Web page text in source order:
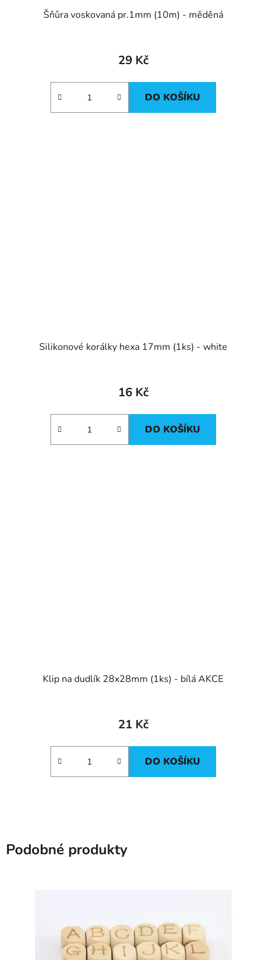
Šňůra voskovaná pr.1mm (10m) - měděná
29 Kč
DO KOŠÍKU
Silikonové korálky hexa 17mm (1ks) - white
16 Kč
DO KOŠÍKU
Klip na dudlík 28x28mm (1ks) - bílá AKCE
21 Kč
DO KOŠÍKU
Podobné produkty